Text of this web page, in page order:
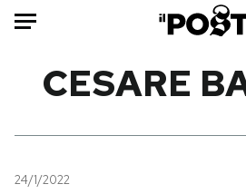
Mondo
CESARE
24/1/2022